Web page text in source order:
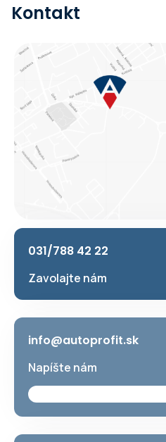
Kontakt
031/788 42 22
Zavolajte nám
info@autoprofit.sk
Napíšte nám